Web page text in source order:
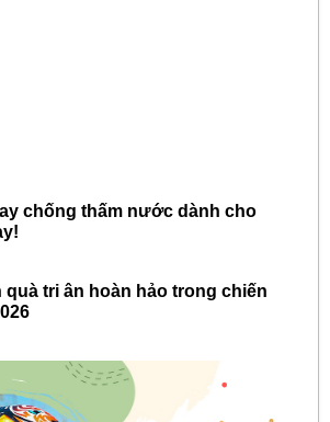
chống thấm nước dành cho
quà tri ân hoàn hảo trong chiến